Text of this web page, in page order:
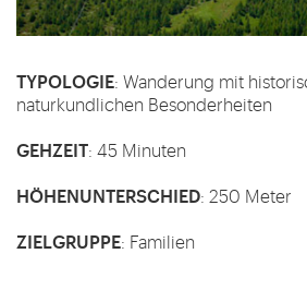
TYPOLOGIE: Wanderung mit
naturkundlichen Besonderheiten
GEHZEIT: 45 Minuten
HÖHENUNTERSCHIED: 250 Meter
ZIELGRUPPE: Familien